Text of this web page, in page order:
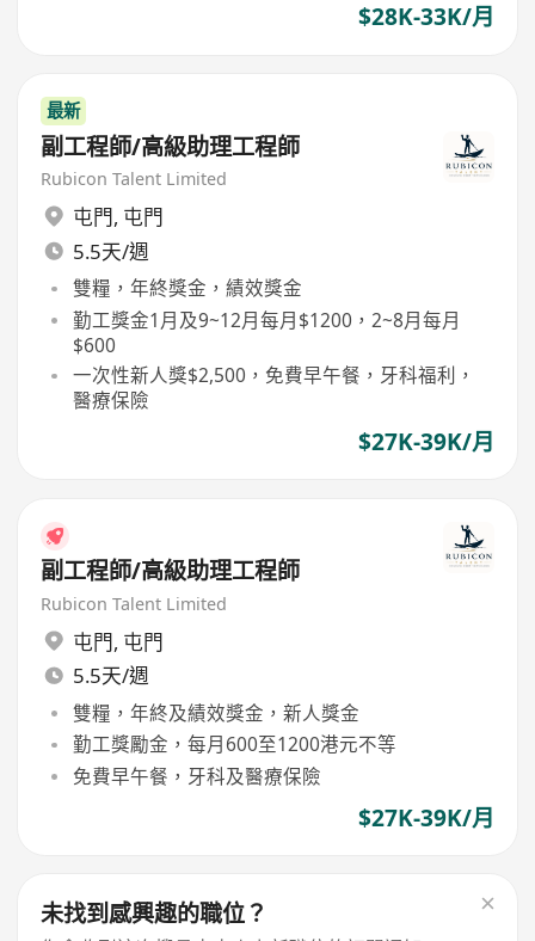
$28K-33K/月
最新
副工程師/高級助理工程師
Rubicon Talent Limited
屯門, 屯門
5.5天/週
雙糧，年終獎金，績效獎金
勤工獎金1月及9~12月每月$1200，2~8月每月
$600
一次性新人獎$2,500，免費早午餐，牙科福利，
醫療保險
$27K-39K/月
副工程師/高級助理工程師
Rubicon Talent Limited
屯門, 屯門
5.5天/週
雙糧，年終及績效獎金，新人獎金
勤工獎勵金，每月600至1200港元不等
免費早午餐，牙科及醫療保險
$27K-39K/月
未找到感興趣的職位？